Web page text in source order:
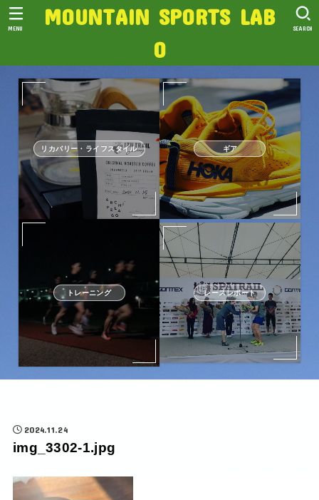
MOUNTAIN SPORTS LAB
O
SEARCH
MENU
リカバリー・ライフスタイル ギア
トレーニング レースレポート
2024.11.24
img_3302-1.jpg